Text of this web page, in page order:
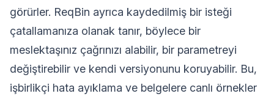
görürler. ReqBin ayrıca kaydedilmiş bir isteği
çatallamanıza olanak tanır, böylece bir
meslektaşınız çağrınızı alabilir, bir parametreyi
değiştirebilir ve kendi versiyonunu koruyabilir. Bu,
işbirlikçi hata ayıklama ve belgelere canlı örnekler